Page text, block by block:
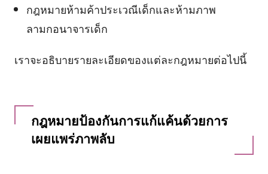
กฎหมายห้ามค้าประเวณีเด็กและห้ามภาพ
ลามกอนาจารเด็ก
เราจะอธิบายรายละเอียดของแต่ละกฎหมายต่อไปนี้
กฎหมายป้องกันการแก้แค้นด้วยการ
เผยแพร่ภาพลับ